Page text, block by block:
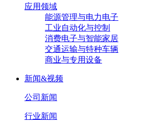
应用领域
能源管理与电力电子
工业自动化与控制
消费电子与智能家居
交通运输与特种车辆
商业与专用设备
新闻&视频
公司新闻
行业新闻